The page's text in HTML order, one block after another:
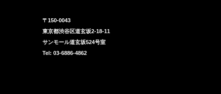
〒150-0043
東京都渋谷区道玄坂2-18-11
サンモール道玄坂524号室
Tel: 03-6886-4862